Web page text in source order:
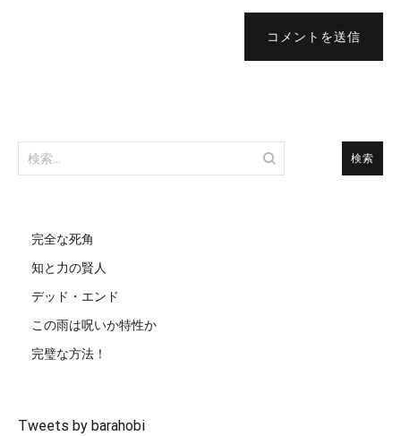
コメントを送信
検
索:
完全な死角
知と力の賢人
デッド・エンド
この雨は呪いか特性か
完璧な方法！
Tweets by barahobi